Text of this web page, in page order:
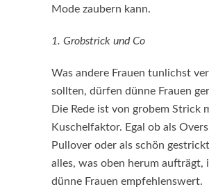
Mode zaubern kann.
1. Grobstrick und Co
Was andere Frauen tunlichst
sollten, dürfen dünne Frauen
Die Rede ist von grobem Strick
Kuschelfaktor. Egal ob als
Pullover oder als schön
alles, was oben herum aufträgt,
dünne Frauen empfehlenswert.